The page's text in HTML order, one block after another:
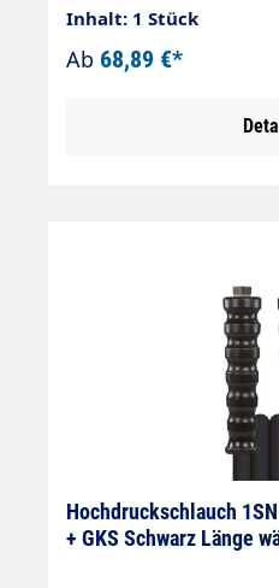
der Fahrzeugreinigung
ung.
Überwurfmutter: 1/4"
Inhalt: 1 Stück
Ab 68,89 €*
Hochdruckschlauch
+ GKS Schwarz Länge